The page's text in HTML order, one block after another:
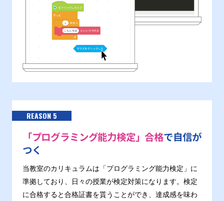
REASON 5
「プログラミング能力検定」合格で自信が
つく
当教室のカリキュラムは「プログラミング能力検定」に
準拠しており、日々の授業が検定対策になります。検定
に合格すると合格証書を貰うことができ、達成感を味わ